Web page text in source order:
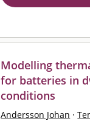
Modelling
for batteries in
conditions
Andersson Johan ·